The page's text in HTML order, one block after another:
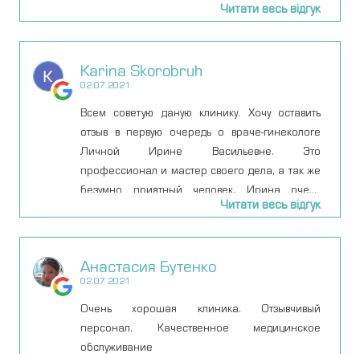
Читати весь відгук
Karina Skorobruh
02.07.2021
Всем советую даную клинику. Хочу оставить
отзыв в первую очередь о враче-гинекологе
Личной Ирине Васильевне. Это
профессионал и мастер своего дела, а так же
безумно приятный человек. Ирина очень
квалифицированный специалист и с
гинекологов и каждый раз у меня было много
вопросов после приемов и зачастую
оставалась не довольной. И когда попала к
Ирине, поняла, что наконец-то нашла своего
специалиста ( грамотного и
Читати весь відгук
Анастасия Бутенко
02.07.2021
Очень хорошая клиника. Отзывчивый
персонал. Качественное медицинское
обслуживание